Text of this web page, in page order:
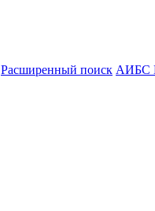
Расширенный поиск АИБС